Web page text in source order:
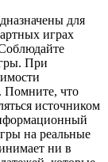
для
играх
При
Помните, что
источником
на реальные
ни в